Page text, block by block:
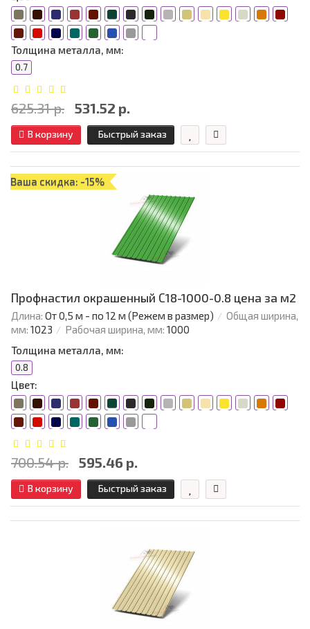
Толщина металла, мм:
0.7
625.31 р. 531.52 р.
В корзину Быстрый заказ
Ваша скидка: -15%
Профнастил окрашенный С18-1000-0.8 цена за м2
Длина: От 0,5 м - по 12 м (Режем в размер)
Общая ширина,
мм: 1023 Рабочая ширина, мм: 1000
Толщина металла, мм:
0.8
Цвет:
700.54 р. 595.46 р.
В корзину Быстрый заказ